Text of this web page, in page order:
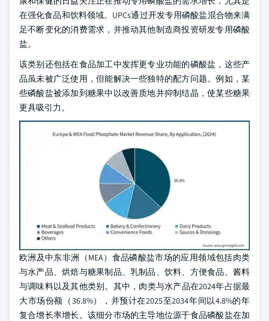
在强化食品和饮料领域。UPCs通过开发专用磷酸盐混合物来满
足不断变化的消费需求，并推动其他制造商投资研发专用磷酸
盐。
该类别还包括在食品加工中发挥更专业功能的磷酸盐，这些产
品虽未被广泛使用，但能解决一些独特的配方问题。例如，某
些磷酸盐被添加到糖果中以改善质地并抑制结晶，使某些糖果
更具吸引力。
欧洲及中东非洲（MEA）食品磷酸盐市场的应用领域包括肉类
与水产品、烘焙与糖果制品、乳制品、饮料、方便食品、酱料
与调味料以及其他类别。其中，肉类与水产品在2024年占据最
大市场份额（36.8%），并预计在2025至2034年间以4.8%的年
复合增长率增长。该细分市场的主导地位源于食品磷酸盐在加